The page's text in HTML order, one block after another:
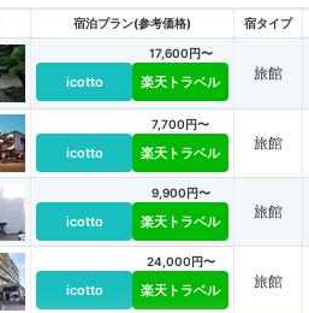
宿泊プラン(参考価格) 宿タイプ
icotto
17,600円〜
楽天トラベル 旅館
icotto
7,700円〜
楽天トラベル
旅館
icotto
9,900円〜
楽天トラベル
旅館
icotto
24,000円〜
楽天トラベル 旅館